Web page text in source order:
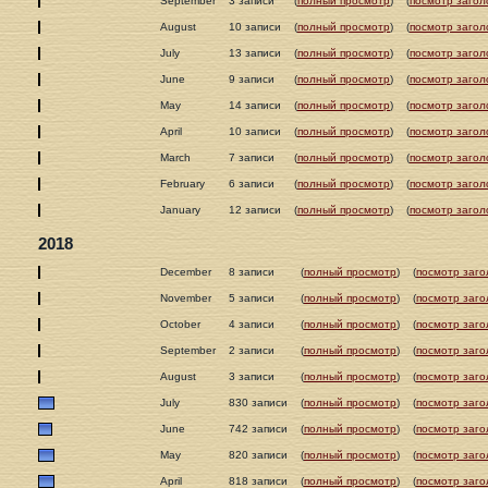
August 10 записи (полный просмотр) (посмотр
July 13 записи (полный просмотр) (посмотр
June 9 записи (полный просмотр) (посмотр
May 14 записи (полный просмотр) (посмотр
April 10 записи (полный просмотр) (посмотр
March 7 записи (полный просмотр) (посмотр
February 6 записи (полный просмотр) (посмотр
January 12 записи (полный просмотр) (посмотр
2018
December 8 записи (полный просмотр) (посмотр
November 5 записи (полный просмотр) (посмотр
October 4 записи (полный просмотр) (посмотр
September 2 записи (полный просмотр) (посмотр
August 3 записи (полный просмотр) (посмотр
July 830 записи (полный просмотр) (посмотр
June 742 записи (полный просмотр) (посмотр
May 820 записи (полный просмотр) (посмотр
April 818 записи (полный просмотр) (посмотр